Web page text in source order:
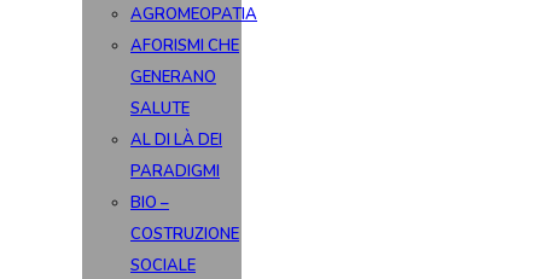
AGROMEOPATIA
AFORISMI CHE
GENERANO
SALUTE
AL DI LÀ DEI
PARADIGMI
BIO –
COSTRUZIONE
SOCIALE